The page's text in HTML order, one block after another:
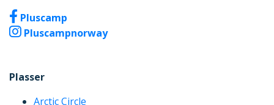
Pluscamp
Pluscampnorway
Plasser
Arctic Circle